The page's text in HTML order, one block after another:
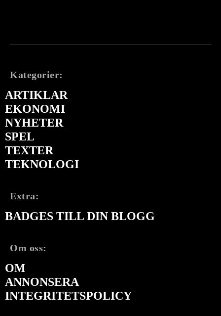
Kategorier:
ARTIKLAR
EKONOMI
NYHETER
SPEL
TEXTER
TEKNOLOGI
Extra:
BADGES TILL DIN BLOGG
Om oss:
OM
ANNONSERA
INTEGRITETSPOLICY